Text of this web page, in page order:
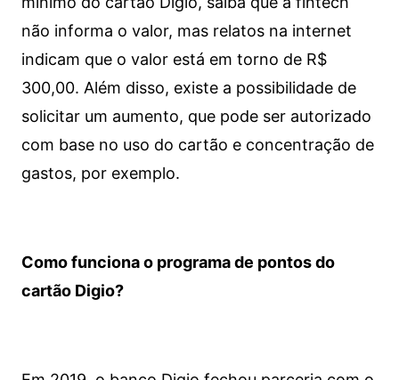
não informa o valor, mas relatos na internet
indicam que o valor está em torno de R$
300,00. Além disso, existe a possibilidade de
solicitar um aumento, que pode ser autorizado
com base no uso do cartão e concentração de
gastos, por exemplo.
Como funciona o programa de pontos do
cartão Digio?